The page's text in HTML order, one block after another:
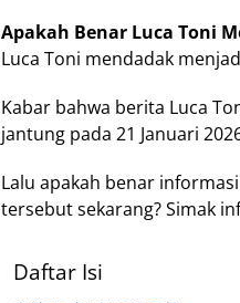
Apakah Benar Luca Toni
Luca Toni mendadak
Kabar bahwa berita Luca
jantung pada 21 Januari
Lalu apakah benar
tersebut sekarang? Simak
Daftar Isi